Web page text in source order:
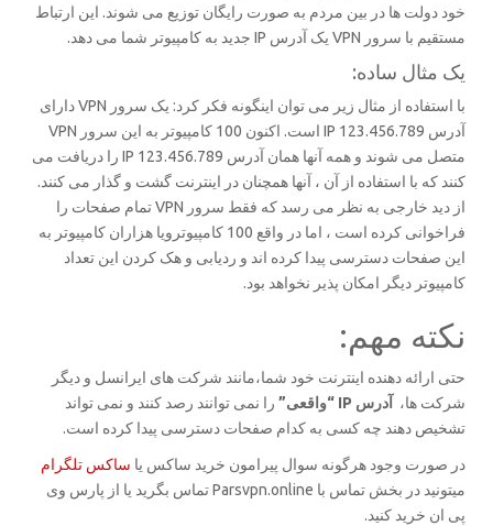
خود دولت ها در بین مردم به صورت رایگان توزیع می شوند. این ارتباط
مستقیم با سرور VPN یک آدرس IP جدید به کامپیوتر شما می دهد.
یک مثال ساده:
با استفاده از مثال زیر می توان اینگونه فکر کرد: یک سرور VPN دارای
آدرس IP 123.456.789 است. اکنون 100 کامپیوتر به این سرور VPN
متصل می شوند و همه آنها همان آدرس IP 123.456.789 را دریافت می
کنند که با استفاده از آن ، آنها همچنان در اینترنت گشت و گذار می کنند.
از دید خارجی به نظر می رسد که فقط سرور VPN تمام صفحات را
فراخوانی کرده است ، اما در واقع 100 کامپیوترویا هزاران کامپیوتر به
این صفحات دسترسی پیدا کرده اند و ردیابی و هک کردن این تعداد
کامپیوتر دیگر امکان پذیر نخواهد بود.
نکته مهم:
حتی ارائه دهنده اینترنت خود شما،مانند شرکت های ایرانسل و دیگر
شرکت ها،
آدرس IP “واقعی”
را نمی توانند رصد کنند و نمی تواند
تشخیص دهند چه کسی به کدام صفحات دسترسی پیدا کرده است.
در صورت وجود هرگونه سوال پیرامون خرید ساکس یا ساکس تلگرام
میتونید در بخش تماس با Parsvpn.online تماس بگرید یا از پارس وی
پی ان خرید کنید.